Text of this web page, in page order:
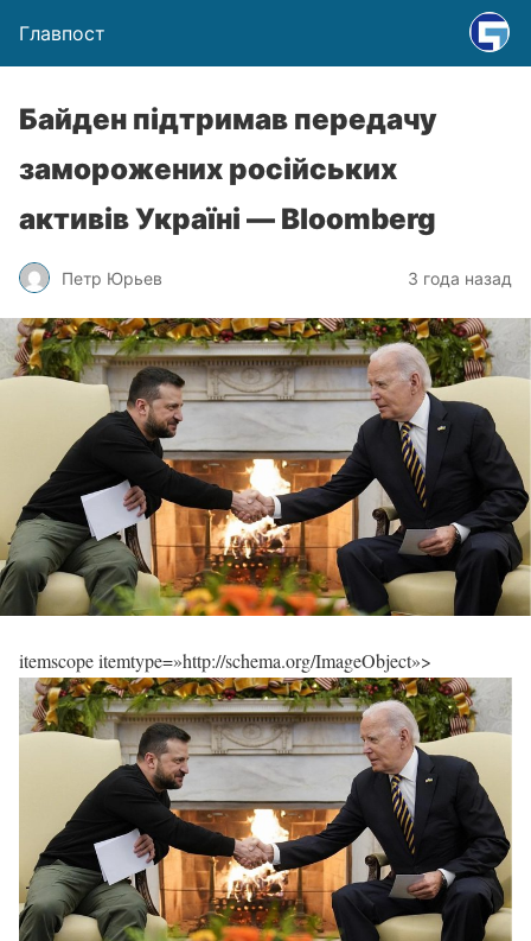
Главпост
Байден підтримав передачу
заморожених російських
активів Україні — Bloomberg
Петр Юрьев 3 года назад
itemscope itemtype=»http://schema.org/ImageObject»>